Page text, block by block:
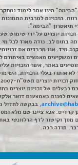
"הבימה" הינו אתר לימוד
הזכויות למרבית
תיאטרון "הבימה".
יוצרים על ידי שימוש
בתום לב. נודה מאוד לכל מי
מיד. אנו מכבדים את
ומשקיעים מאמצים באיתורם
באתר, אשר הזכויות
לא אותרו בעלי הזכויות,
כבעלים של זכויות יוצרים
לפנות באמצעות דואר
, בבקשה לחדול
קרדיט. אנא ציינו שם מלא
מסך וקישור לדף הרלוונטי
תודה רבה.